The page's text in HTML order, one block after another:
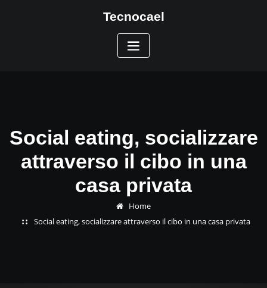
Tecnocael
Social eating, socializzare
attraverso il cibo in una
casa privata
Home
Social eating, socializzare attraverso il cibo in una casa privata